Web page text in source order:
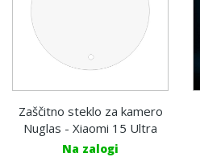
Zaščitno steklo za kamero
Nuglas - Xiaomi 15 Ultra
Na zalogi